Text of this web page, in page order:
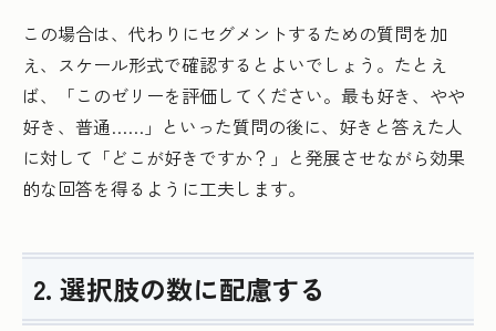
この場合は、代わりにセグメントするための質問を加
え、スケール形式で確認するとよいでしょう。たとえ
ば、「このゼリーを評価してください。最も好き、やや
好き、普通……」といった質問の後に、好きと答えた人
に対して「どこが好きですか？」と発展させながら効果
的な回答を得るように工夫します。
2. 選択肢の数に配慮する